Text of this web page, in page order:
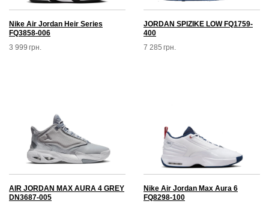
Nike Air Jordan Heir Series
FQ3858-006
3 999 грн.
JORDAN SPIZIKE LOW FQ1759-
400
7 285 грн.
AIR JORDAN MAX AURA 4 GREY
DN3687-005
Nike Air Jordan Max Aura 6
FQ8298-100